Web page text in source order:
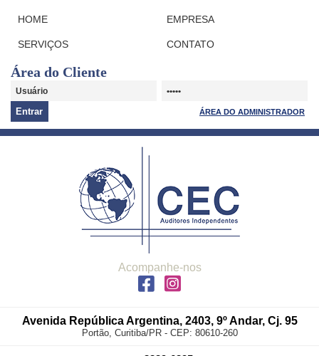
HOME EMPRESA
SERVIÇOS CONTATO
Área do Cliente
ÁREA DO ADMINISTRADOR
Acompanhe-nos
Avenida República Argentina, 2403, 9º Andar, Cj. 95
Portão, Curitiba/PR - CEP: 80610-260